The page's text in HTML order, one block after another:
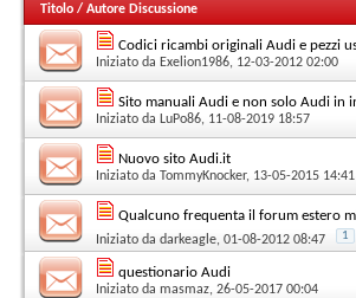
Titolo / Autore Discussione
Codici ricambi originali Audi e pezzi
Iniziato da Exelion1986, 12-03-2012 02:00
Sito manuali Audi e non solo Audi in
Iniziato da LuPo86, 11-08-2019 18:57
Nuovo sito Audi.it
Iniziato da TommyKnocker, 13-05-2015 14:41
Qualcuno frequenta il forum estero
Iniziato da darkeagle, 01-08-2012 08:47 1
questionario Audi
Iniziato da masmaz, 26-05-2017 00:04